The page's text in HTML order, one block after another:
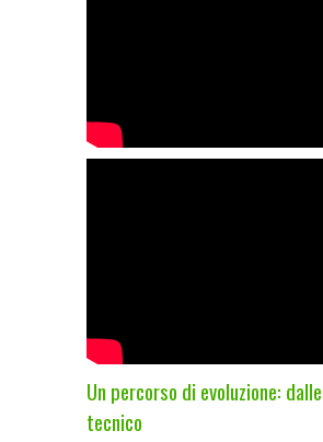
Un percorso di evoluzione:
tecnico